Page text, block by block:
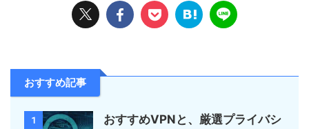
おすすめ記事
1
おすすめVPNと、厳選プライバシ